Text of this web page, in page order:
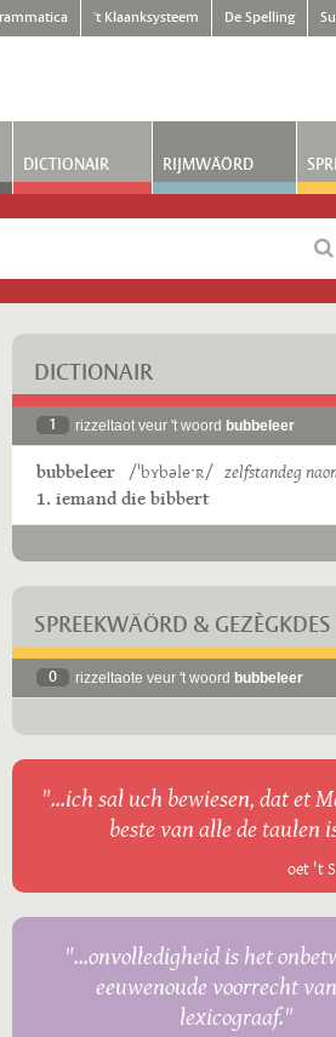
't Klaanksysteem De Spelling
DICTIONAIR RIJMWÄÖRD
DICTIONAIR
1 rizzeltaot veur 't woord bubbeleer
bubbeleer /ˈbʏbəleˑʀ/ zelfstandeg
1. iemand die bibbert
SPREEKWÄÖRD & GEZÈGKDES
0 rizzeltaote veur 't woord bubbeleer
"...ich sal uch bewiesen, dat et
beste van alle de taulen
oet 't
"...onvolledigheid is het
eeuwenoude voorrecht
lexicograaf."